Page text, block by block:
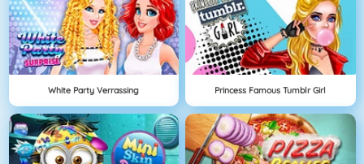
White Party Verrassing Princess Famous Tumblr Girl